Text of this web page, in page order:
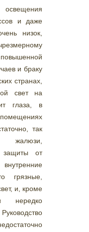
и даже
низок,
и браку
странах,
свет на
глаза, в
так
жалюзи,
защиты от
грязные,
и, кроме
нередко